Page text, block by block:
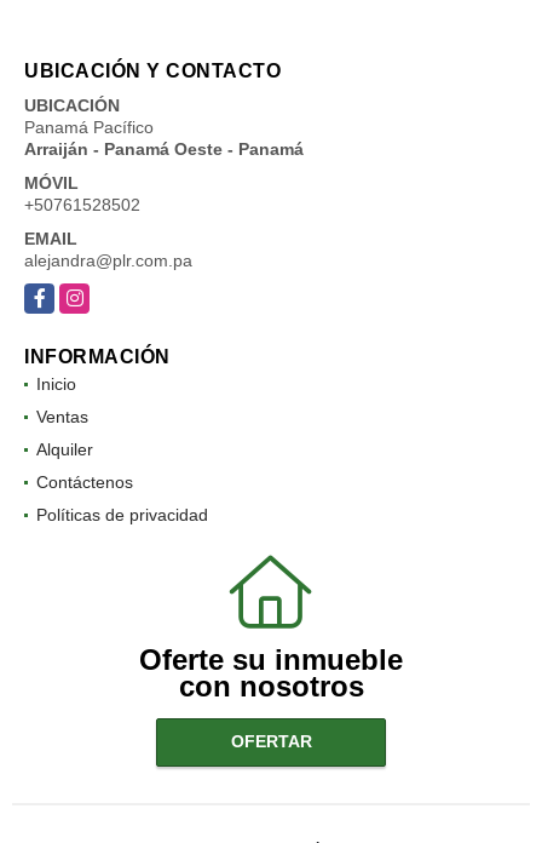
UBICACIÓN Y CONTACTO
UBICACIÓN
Panamá Pacífico
Arraiján - Panamá Oeste - Panamá
MÓVIL
+50761528502
EMAIL
alejandra@plr.com.pa
FacebookInstagram
INFORMACIÓN
Inicio
Ventas
Alquiler
Contáctenos
Políticas de privacidad
Oferte su inmueble
con nosotros
OFERTAR